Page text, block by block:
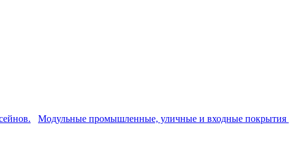
Модульные промышленные, уличные и входные покрытия